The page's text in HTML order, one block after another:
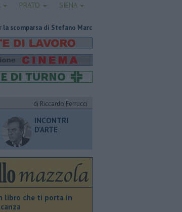
PRATO SIENA
di Stefano Marcelli Contagiata da legionella, non ce
di Riccardo Ferrucci
INCONTRI
D'ARTE
libro che ti porta in